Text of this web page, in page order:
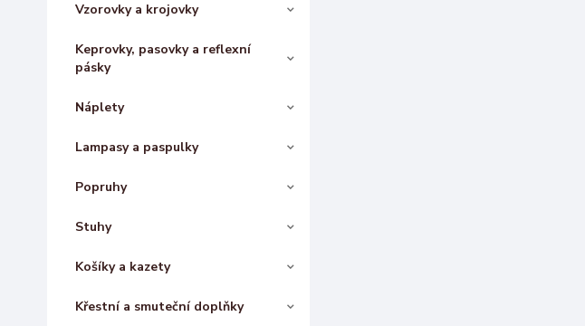
Vzorovky a krojovky
Keprovky, pasovky a reflexní
pásky
Náplety
Lampasy a paspulky
Popruhy
Stuhy
Košíky a kazety
Křestní a smuteční doplňky